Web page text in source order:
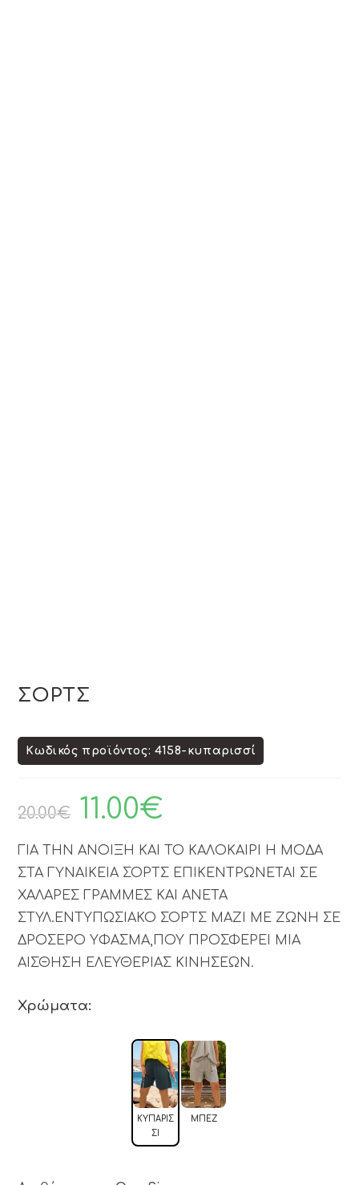
ΣΟΡΤΣ
Κωδικός προϊόντος: 4158-κυπαρισσί
20.00€ 11.00€
ΓΙΑ ΤΗΝ ΑΝΟΙΞΗ ΚΑΙ ΤΟ ΚΑΛΟΚΑΙΡΙ Η ΜΟΔΑ
ΣΤΑ ΓΥΝΑΙΚΕΙΑ ΣΟΡΤΣ ΕΠΙΚΕΝΤΡΩΝΕΤΑΙ ΣΕ
ΧΑΛΑΡΕΣ ΓΡΑΜΜΕΣ ΚΑΙ ΑΝΕΤΑ
ΣΤΥΛ.ΕΝΤΥΠΩΣΙΑΚΟ ΣΟΡΤΣ ΜΑΖΙ ΜΕ ΖΩΝΗ ΣΕ
ΔΡΟΣΕΡΟ ΥΦΑΣΜΑ,ΠΟΥ ΠΡΟΣΦΕΡΕΙ ΜΙΑ
ΑΙΣΘΗΣΗ ΕΛΕΥΘΕΡΙΑΣ ΚΙΝΗΣΕΩΝ.
Χρώματα:
KΥΠΑΡΙΣ
ΣΊ
ΜΠΕΖ